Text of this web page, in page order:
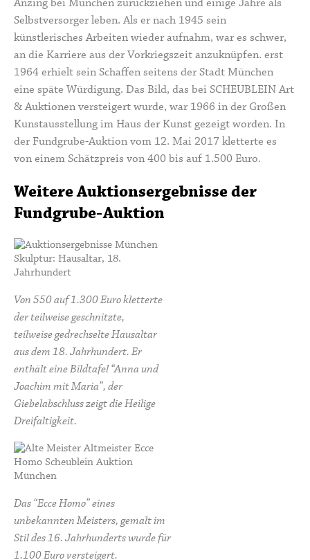
Anzing bei München zurückziehen und einige Jahre als
Selbstversorger leben. Als er nach 1945 sein
künstlerisches Arbeiten wieder aufnahm, war es schwer,
an die Karriere aus der Vorkriegszeit anzuknüpfen. erst
1964 erhielt sein Schaffen seitens der Stadt München
eine späte Würdigung. Das Bild, das bei SCHEUBLEIN Art
& Auktionen versteigert wurde, war 1966 in der Großen
Kunstausstellung im Haus der Kunst gezeigt worden. In
der Fundgrube-Auktion vom 12. Mai 2017 kletterte es
von einem Schätzpreis von 400 bis auf 1.500 Euro.
Weitere Auktionsergebnisse der
Fundgrube-Auktion
Von 550 auf 1.300 Euro kletterte
der teilweise geschnitzte,
teilweise gedrechselte Hausaltar
aus dem 18. Jahrhundert. Er
enthält eine Bildtafel “Anna und
Joachim mit Maria”, der
Giebelabschluss zeigt die Heilige
Dreifaltigkeit.
Das “Ecce Homo” eines
unbekannten Meisters, gemalt im
Stil des 16. Jahrhunderts wurde für
1.100 Euro versteigert.